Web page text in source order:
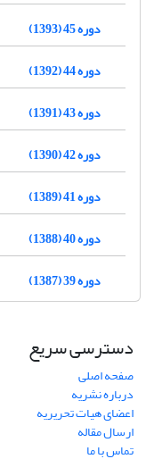
دوره 45 (1393)
دوره 44 (1392)
دوره 43 (1391)
دوره 42 (1390)
دوره 41 (1389)
دوره 40 (1388)
دوره 39 (1387)
دسترسی سریع
صفحه اصلی
درباره نشریه
اعضای هیات تحریریه
ارسال مقاله
تماس با ما